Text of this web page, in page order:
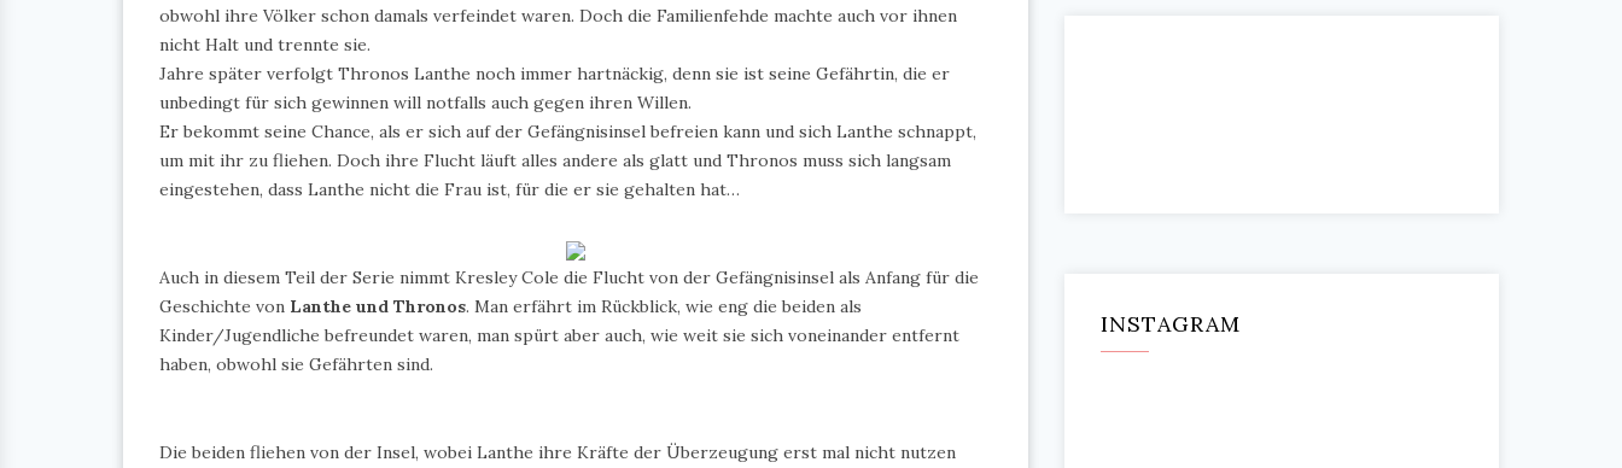
obwohl ihre Völker schon damals verfeindet waren. Doch die Familienfehde machte auch vor ihnen
nicht Halt und trennte sie.
Jahre später verfolgt Thronos Lanthe noch immer hartnäckig, denn sie ist seine Gefährtin, die er
unbedingt für sich gewinnen will notfalls auch gegen ihren Willen.
Er bekommt seine Chance, als er sich auf der Gefängnisinsel befreien kann und sich Lanthe schnappt,
um mit ihr zu fliehen. Doch ihre Flucht läuft alles andere als glatt und Thronos muss sich langsam
eingestehen, dass Lanthe nicht die Frau ist, für die er sie gehalten hat…
Auch in diesem Teil der Serie nimmt Kresley Cole die Flucht von der Gefängnisinsel als Anfang für die
Geschichte von Lanthe und Thronos. Man erfährt im Rückblick, wie eng die beiden als
Kinder/Jugendliche befreundet waren, man spürt aber auch, wie weit sie sich voneinander entfernt
haben, obwohl sie Gefährten sind.
Die beiden fliehen von der Insel, wobei Lanthe ihre Kräfte der Überzeugung erst mal nicht nutzen
INSTAGRAM